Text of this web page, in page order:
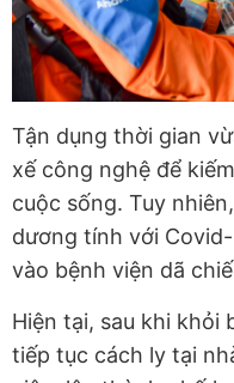
Tận dụng thời gian
xế công nghệ để
cuộc sống. Tuy
dương tính với
vào bệnh viện dã
Hiện tại, sau khi khỏi
tiếp tục cách ly tại